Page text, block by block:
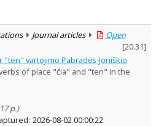
Journal articles
Open
[20.31]
vartojimo Pabradės-Joniškio
of place "čia" and "ten" in the
p.)
2026-08-02 00:00:22